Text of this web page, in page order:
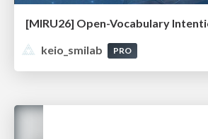
keio_smilab
PRO